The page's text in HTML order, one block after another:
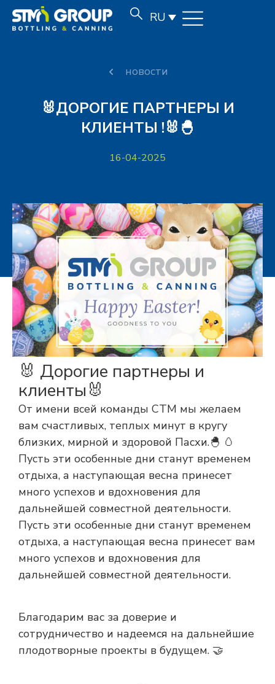
RU
новости
🐰ДОРОГИЕ ПАРТНЕРЫ И
КЛИЕНТЫ !🐰🐣
16-04-2025
🐰 Дорогие партнеры и
клиенты🐰
От имени всей команды СТМ мы желаем
вам счастливых, теплых минут в кругу
близких, мирной и здоровой Пасхи.🐣 🥚
Пусть эти особенные дни станут временем
отдыха, а наступающая весна принесет
много успехов и вдохновения для
дальнейшей совместной деятельности.
Пусть эти особенные дни станут временем
отдыха, а наступающая весна принесет вам
много успехов и вдохновения для
дальнейшей совместной деятельности.
Благодарим вас за доверие и
сотрудничество и надеемся на дальнейшие
плодотворные проекты в будущем. 🤝